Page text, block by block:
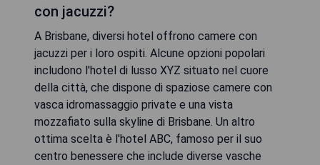
con jacuzzi?
A Brisbane, diversi hotel offrono camere con
jacuzzi per i loro ospiti. Alcune opzioni popolari
includono l'hotel di lusso XYZ situato nel cuore
della città, che dispone di spaziose camere con
vasca idromassaggio private e una vista
mozzafiato sulla skyline di Brisbane. Un altro
ottima scelta è l'hotel ABC, famoso per il suo
centro benessere che include diverse vasche